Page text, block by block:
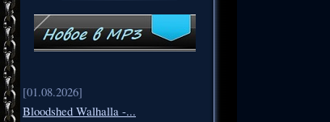
[01.08.2026]
Bloodshed Walhalla -...